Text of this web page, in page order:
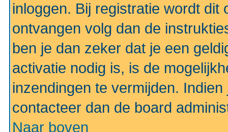
inloggen. Bij registratie wordt dit
ontvangen volg dan de
ben je dan zeker dat je een
activatie nodig is, is de
inzendingen te vermijden.
contacteer dan de board
Naar boven